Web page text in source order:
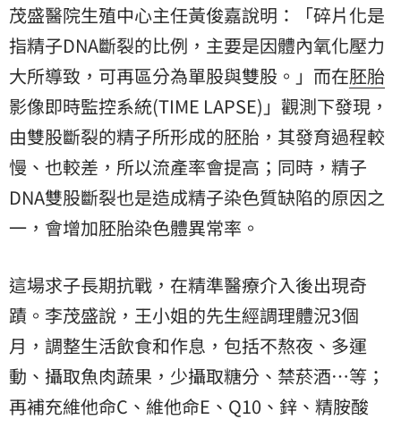
茂盛醫院生殖中心主任黃俊嘉說明：「碎片化是
指精子DNA斷裂的比例，主要是因體內氧化壓力
大所導致，可再區分為單股與雙股。」而在胚胎
影像即時監控系統(TIME LAPSE)」觀測下發現，
由雙股斷裂的精子所形成的胚胎，其發育過程較
慢、也較差，所以流產率會提高；同時，精子
DNA雙股斷裂也是造成精子染色質缺陷的原因之
一，會增加胚胎染色體異常率。
這場求子長期抗戰，在精準醫療介入後出現奇
蹟。李茂盛說，王小姐的先生經調理體況3個
月，調整生活飲食和作息，包括不熬夜、多運
動、攝取魚肉蔬果，少攝取糖分、禁菸酒…等；
再補充維他命C、維他命E、Q10、鋅、精胺酸